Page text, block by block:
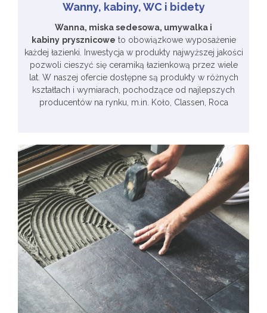
Wanny, kabiny, WC i bidety
Wanna, miska sedesowa, umywalka i
kabiny prysznicowe to obowiązkowe wyposażenie
każdej łazienki. Inwestycja w produkty najwyższej jakości
pozwoli cieszyć się ceramiką łazienkową przez wiele
lat. W naszej ofercie dostępne są produkty w różnych
kształtach i wymiarach, pochodzące od najlepszych
producentów na rynku, m.in. Koło, Classen, Roca